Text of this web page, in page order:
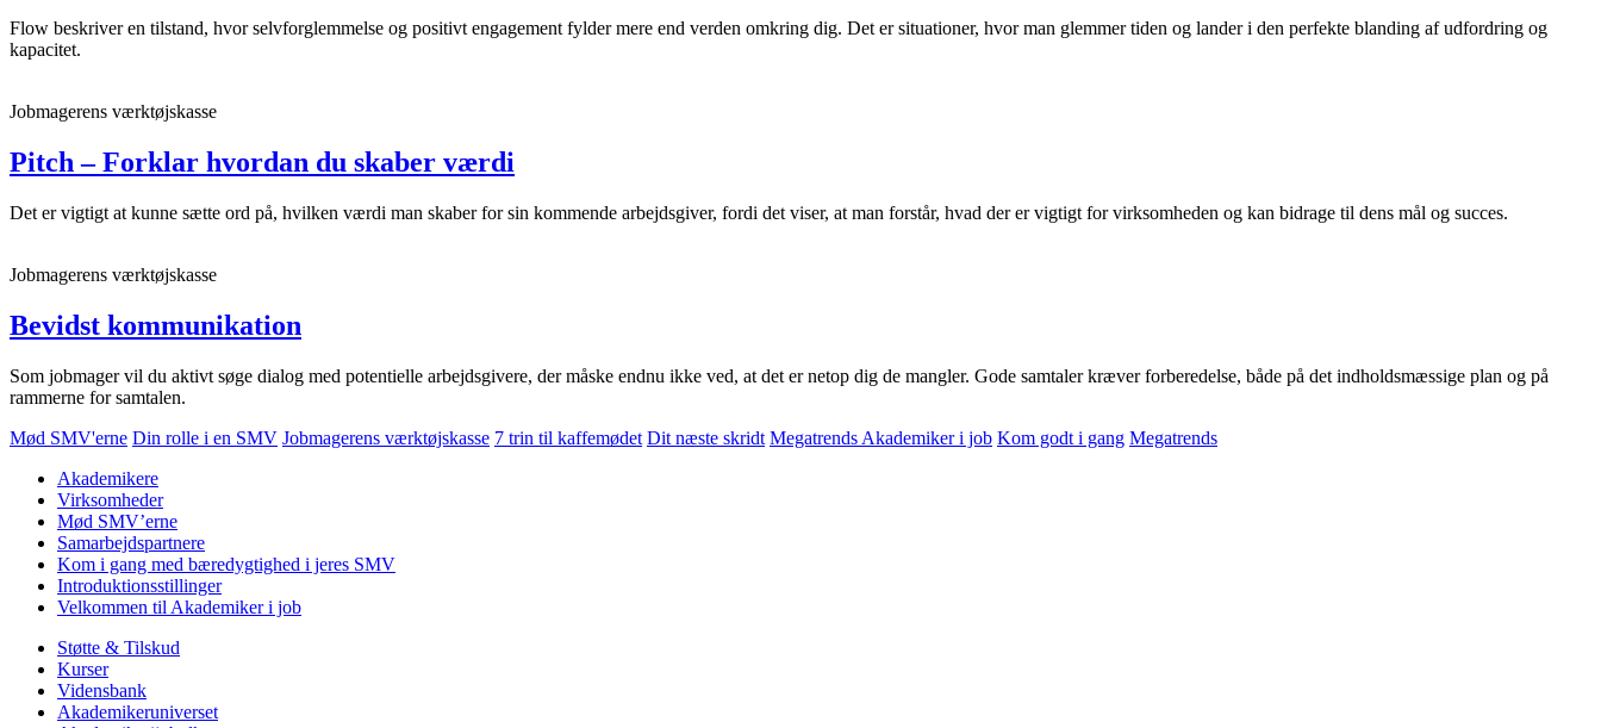
Flow beskriver en tilstand, hvor selvforglemmelse og positivt engagement fylder mere end verden omkring dig. Det er situationer, hvor man glemmer tiden og lander i den perfekte blanding af udfordring og
kapacitet.
Jobmagerens værktøjskasse
Pitch – Forklar hvordan du skaber værdi
Det er vigtigt at kunne sætte ord på, hvilken værdi man skaber for sin kommende arbejdsgiver, fordi det viser, at man forstår, hvad der er vigtigt for virksomheden og kan bidrage til dens mål og succes.
Jobmagerens værktøjskasse
Bevidst kommunikation
Som jobmager vil du aktivt søge dialog med potentielle arbejdsgivere, der måske endnu ikke ved, at det er netop dig de mangler. Gode samtaler kræver forberedelse, både på det indholdsmæssige plan og på
rammerne for samtalen.
Mød SMV'erne Din rolle i en SMV Jobmagerens værktøjskasse 7 trin til kaffemødet Dit næste skridt Megatrends Akademiker i job Kom godt i gang Megatrends
Akademikere
Virksomheder
Mød SMV’erne
Samarbejdspartnere
Kom i gang med bæredygtighed i jeres SMV
Introduktionsstillinger
Velkommen til Akademiker i job
Støtte & Tilskud
Kurser
Vidensbank
Akademikeruniverset